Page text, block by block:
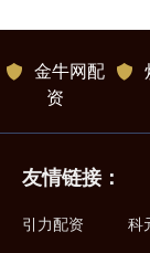
金牛网配
资
友情链接：
引力配资 科